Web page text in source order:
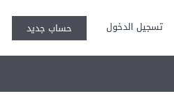
تسجيل الدخول حساب جديد